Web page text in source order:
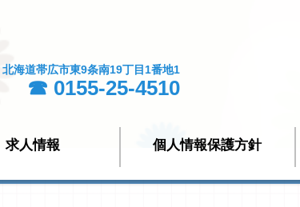
北海道帯広市東9条南19丁目1番地1
☎ 0155-25-4510
求人情報 個人情報保護方針